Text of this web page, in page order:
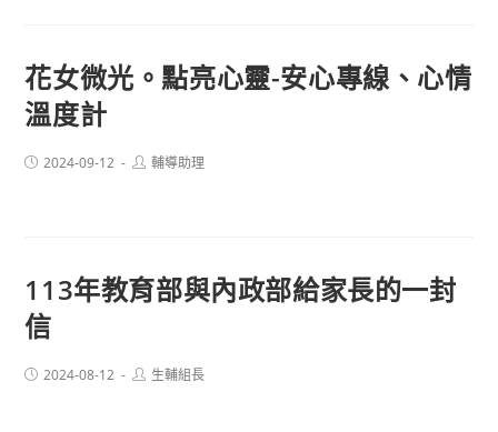
花女微光。點亮心靈-安心專線、心情
溫度計
Post2024-09-12
Post輔導助理
113年教育部與內政部給家長的一封
信
Post2024-08-12
Post生輔組長